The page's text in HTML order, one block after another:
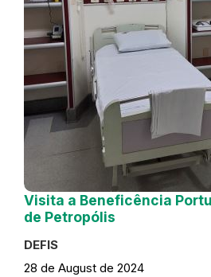
Visita a Beneficência
de Petropólis
DEFIS
28 de August de 2024